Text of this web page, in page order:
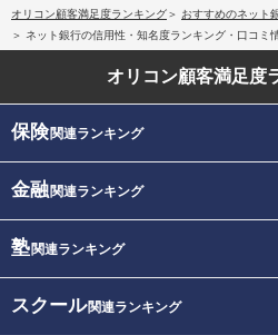
オリコン顧客満足度ランキング おすすめのネット
ネット銀行の信用性・知名度ランキング・口コミ
オリコン顧客満足度
保険関連ランキング
金融関連ランキング
塾関連ランキング
スクール関連ランキング